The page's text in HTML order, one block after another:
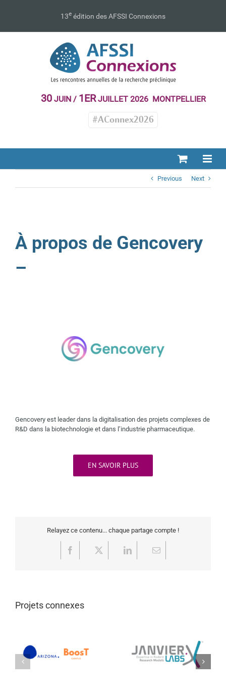
13e édition des AFSSI Connexions
30JUIN / 1ERJUILLET 2026 MONTPELLIER
#AConnex2026
Previous Next
À propos de Gencovery
–
Gencovery est leader dans la digitalisation des projets complexes de
R&D dans la biotechnologie et dans l’industrie pharmaceutique.
EN SAVOIR PLUS
Relayez ce contenu... chaque partage compte !
Facebook LinkedInEmail
Projets connexes